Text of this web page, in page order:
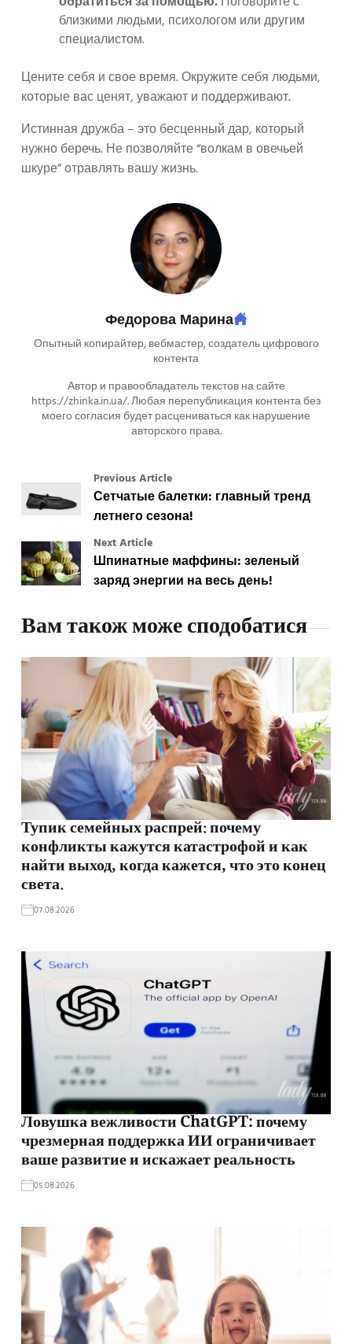
близкими людьми, психологом или другим
специалистом.
Цените себя и свое время. Окружите себя людьми,
которые вас ценят, уважают и поддерживают.
Истинная дружба – это бесценный дар, который
нужно беречь. Не позволяйте “волкам в овечьей
шкуре” отравлять вашу жизнь.
Федорова Марина
Опытный копирайтер, вебмастер, создатель цифрового
контента
Автор и правообладатель текстов на сайте
https://zhinka.in.ua/. Любая перепубликация контента без
моего согласия будет расцениваться как нарушение
авторского права.
Previous Article
Сетчатые балетки: главный тренд
летнего сезона!
Next Article
Шпинатные маффины: зеленый
заряд энергии на весь день!
Вам також може сподобатися
Тупик семейных распрей: почему
конфликты кажутся катастрофой и как
найти выход, когда кажется, что это конец
света.
07.08.2026
Ловушка вежливости ChatGPT: почему
чрезмерная поддержка ИИ ограничивает
ваше развитие и искажает реальность
05.08.2026